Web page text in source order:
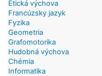
Etická výchova
Francúzsky jazyk
Fyzika
Geometria
Grafomotorika
Hudobná výchova
Chémia
Informatika